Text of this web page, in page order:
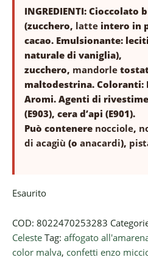
INGREDIENTI: Cioccolato
(zucchero, latte intero in
cacao. Emulsionante:
naturale di vaniglia),
zucchero, mandorle
maltodestrina. Coloranti:
Aromi. Agenti di
(E903), cera d’api (E901).
Può contenere nocciole,
di acagiù (o anacardi),
Esaurito
COD: 8022470253283
Celeste Tag: affogato
color malva, confetti enzo